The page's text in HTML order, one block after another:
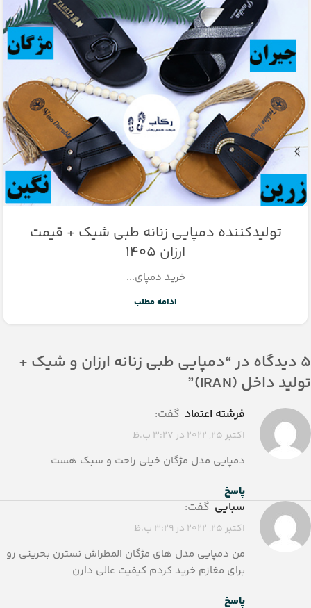
تولیدکننده دمپایی زنانه طبی شیک + قیمت
ارزان 1405
خرید دمپای...
ادامه مطلب
5 دیدگاه در “
دمپایی طبی زنانه ارزان و شیک +
تولید داخل (IRAN)
”
فرشته اعتماد گفت:
اکتبر 25, 2022 در 3:27 ب.ظ
دمپایی مدل مژگان خیلی راحت و سبک هست
پاسخ
سبایی گفت:
اکتبر 25, 2022 در 3:29 ب.ظ
من دمپایی مدل های مژگان المطراش نسترن بحرینی رو
برای مغازم خرید کردم کیفیت عالی دارن
پاسخ